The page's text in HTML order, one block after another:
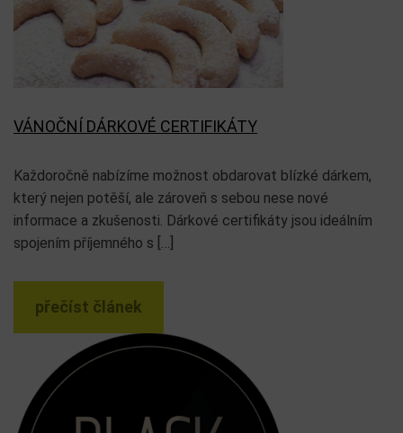
VÁNOČNÍ DÁRKOVÉ CERTIFIKÁTY
Každoročně nabízíme možnost obdarovat blízké dárkem,
který nejen potěší, ale zároveň s sebou nese nové
informace a zkušenosti. Dárkové certifikáty jsou ideálním
spojením příjemného s […]
přečíst článek